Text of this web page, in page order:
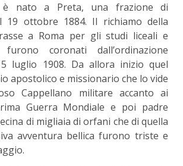
è nato a Preta, una frazione di
19 ottobre 1884. Il richiamo della
a Roma per gli studi liceali e
coronati dall’ordinazione
luglio 1908. Da allora inizio quel
apostolico e missionario che lo vide
Cappellano militare accanto ai
Guerra Mondiale e poi padre
di migliaia di orfani che di quella
avventura bellica furono triste e